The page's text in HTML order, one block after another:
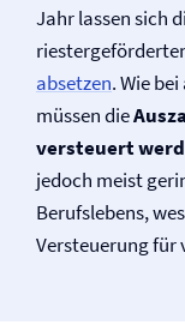
Jahr lassen sich
absetzen. Wie
müssen die
versteuert
jedoch meist
Berufslebens,
Versteuerung für